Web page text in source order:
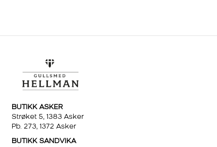
BUTIKK ASKER
Strøket 5, 1383 Asker
Pb. 273, 1372 Asker
BUTIKK SANDVIKA